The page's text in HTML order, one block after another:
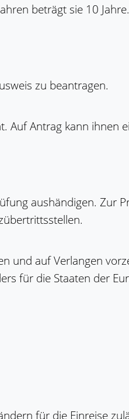
beträgt sie 10
zu beantragen.
Auf Antrag kann ihnen
aushändigen. Zur
und auf Verlangen
für die Staaten der
für die Einreise